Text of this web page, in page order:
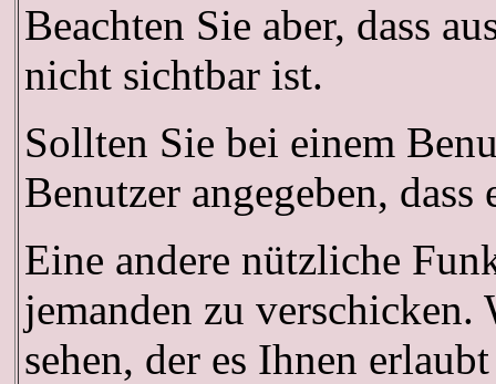
Beachten Sie aber, dass
nicht sichtbar ist.
Sollten Sie bei einem
Benutzer angegeben,
Eine andere nützliche
jemanden zu verschicken.
sehen, der es Ihnen